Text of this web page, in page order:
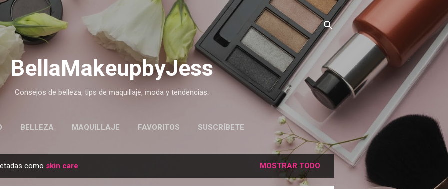
Ir al contenido principal
BellaMakeupbyJess
Consejos de belleza, tips de maquillaje, moda y tendencias.
BELLEZA MAQUILLAJE FAVORITOS SUSCRÍBETE
como skin care MOSTRAR TODO